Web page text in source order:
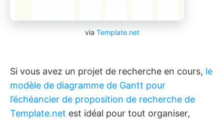
via Template.net
Si vous avez un projet de recherche en cours, le
modèle de diagramme de Gantt pour
l’échéancier de proposition de recherche de
Template.net est idéal pour tout organiser,